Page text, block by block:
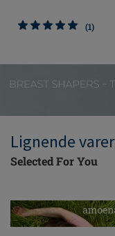
(1)
Lignende varer
Selected For You